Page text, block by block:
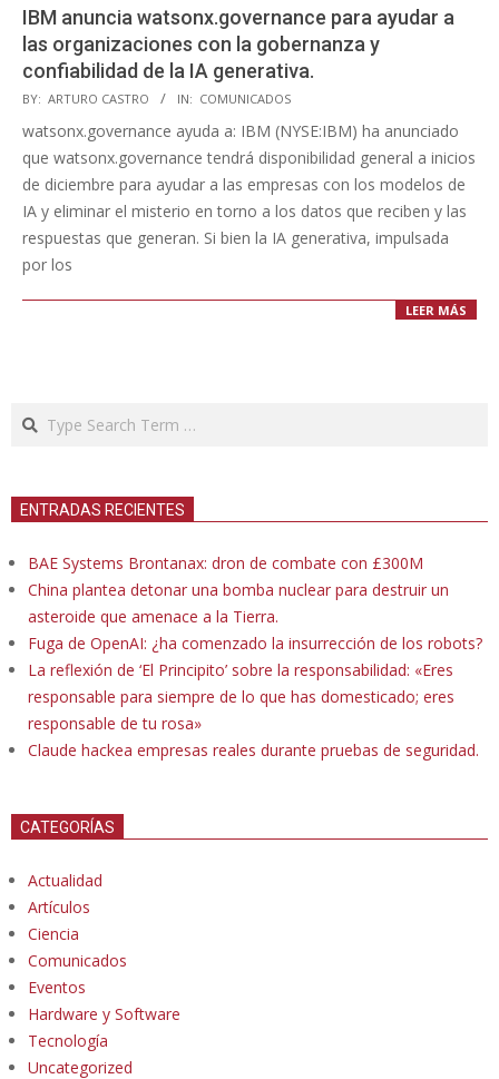
IBM anuncia watsonx.governance para ayudar a
las organizaciones con la gobernanza y
confiabilidad de la IA generativa.
2023-
BY: ARTURO CASTRO IN: COMUNICADOS
watsonx.governance ayuda a: IBM (NYSE:IBM) ha anunciado
que watsonx.governance tendrá disponibilidad general a inicios
de diciembre para ayudar a las empresas con los modelos de
IA y eliminar el misterio en torno a los datos que reciben y las
respuestas que generan. Si bien la IA generativa, impulsada
por los
LEER MÁS
Search
ENTRADAS RECIENTES
BAE Systems Brontanax: dron de combate con £300M
China plantea detonar una bomba nuclear para destruir un
asteroide que amenace a la Tierra.
Fuga de OpenAI: ¿ha comenzado la insurrección de los robots?
La reflexión de ‘El Principito’ sobre la responsabilidad: «Eres
responsable para siempre de lo que has domesticado; eres
responsable de tu rosa»
Claude hackea empresas reales durante pruebas de seguridad.
CATEGORÍAS
Actualidad
Artículos
Ciencia
Comunicados
Eventos
Hardware y Software
Tecnología
Uncategorized